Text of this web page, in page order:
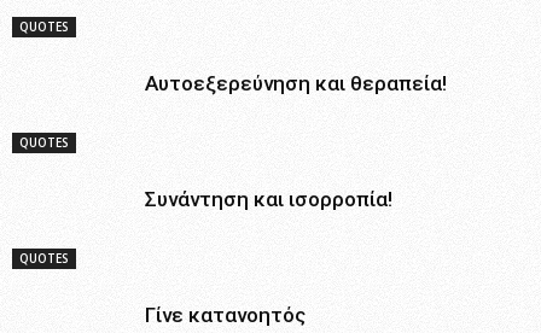
QUOTES
QUOTES
Αυτοεξερεύνηση και θεραπεία!
QUOTES
Συνάντηση και ισορροπία!
Γίνε κατανοητός